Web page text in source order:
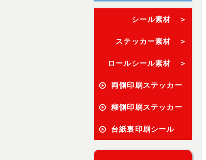
シール素材 ＞
ステッカー素材 ＞
ロールシール素材 ＞
両側印刷ステッカー
糊側印刷ステッカー
台紙裏印刷シール